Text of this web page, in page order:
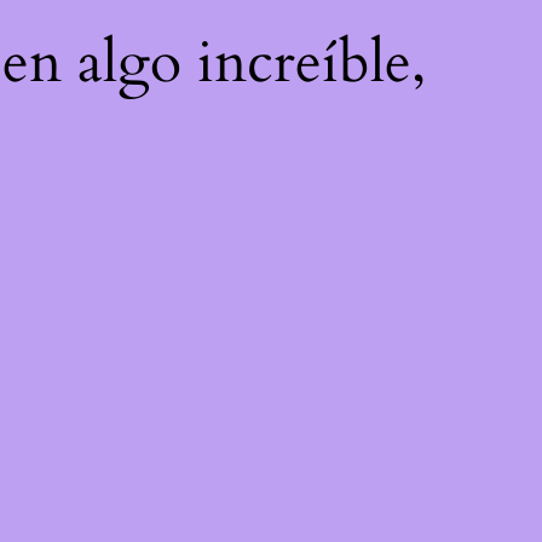
en algo increíble,